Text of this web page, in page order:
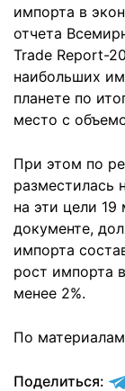
импорта в
отчета
Trade Report-
наибольших
планете по
место с
При этом по
разместилась
на эти цели 19
документе,
импорта
рост импорта
менее 2%.
По материалам
Поделиться: